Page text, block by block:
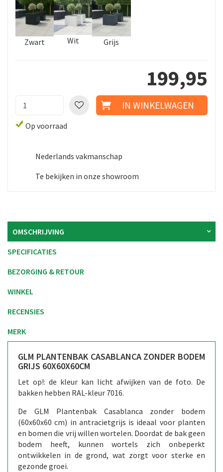
Zwart Wit Grijs
199,95
Op voorraad
Nederlands vakmanschap
Te bekijken in onze showroom
OMSCHRIJVING
SPECIFICATIES
BEZORGING & RETOUR
WINKEL
RECENSIES
MERK
GLM PLANTENBAK CASABLANCA ZONDER BODEM
GRIJS 60X60X60CM
Let op!: de kleur kan licht afwijken van de foto. De
bakken hebben RAL-kleur 7016.
De GLM Plantenbak Casablanca zonder bodem
(60x60x60 cm) in antracietgrijs is ideaal voor planten
en bomen die vrij willen wortelen. Doordat de bak geen
bodem heeft, kunnen wortels zich onbeperkt
ontwikkelen in de grond, wat zorgt voor sterke en
gezonde groei.